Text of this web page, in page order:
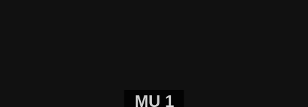
MU 1